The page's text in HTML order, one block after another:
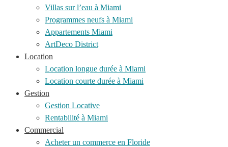
Villas sur l’eau à Miami
Programmes neufs à Miami
Appartements Miami
ArtDeco District
Location
Location longue durée à Miami
Location courte durée à Miami
Gestion
Gestion Locative
Rentabilité à Miami
Commercial
Acheter un commerce en Floride